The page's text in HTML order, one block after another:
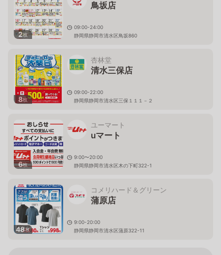
2枚
鳥坂店
09:00-24:00
静岡県静岡市清水区鳥坂860
8枚
杏林堂
清水三保店
09:00-22:00
静岡県静岡市清水区三保１１１－２
6枚
ユーマート
uマート
9:00〜20:00
静岡県静岡市清水区木の下町322-1
48枚
コメリハード＆グリーン
蒲原店
9:00-20:00
静岡県静岡市清水区蒲原322-11